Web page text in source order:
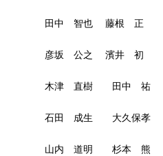
藤根 正
濱井 初
田中 祐
大久保孝
杉本 熊